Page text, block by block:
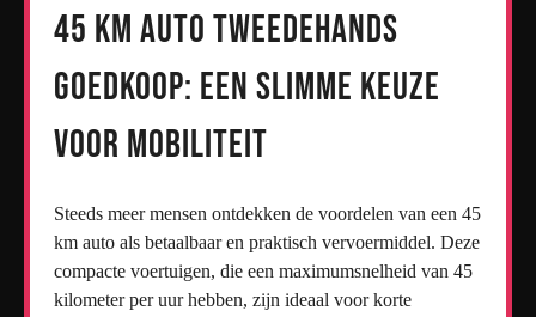
45 km auto tweedehands
goedkoop: Een slimme keuze
voor mobiliteit
Steeds meer mensen ontdekken de voordelen van een 45
km auto als betaalbaar en praktisch vervoermiddel. Deze
compacte voertuigen, die een maximumsnelheid van 45
kilometer per uur hebben, zijn ideaal voor korte